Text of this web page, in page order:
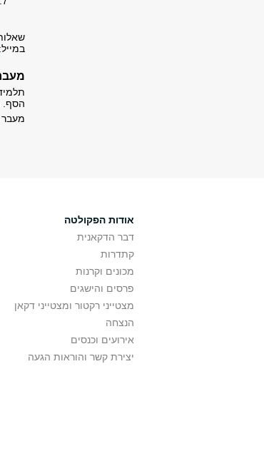
במייל:
הסף.
מעבר
אודות הפקולטה
דבר הדקאנית
קתדרות
מכונים וקרנות
פרסים והישגים
מצטייני רקטור ומצטייני דקאן
הנצחה
אירועים וכנסים
יצירת קשר והוראות הגעה